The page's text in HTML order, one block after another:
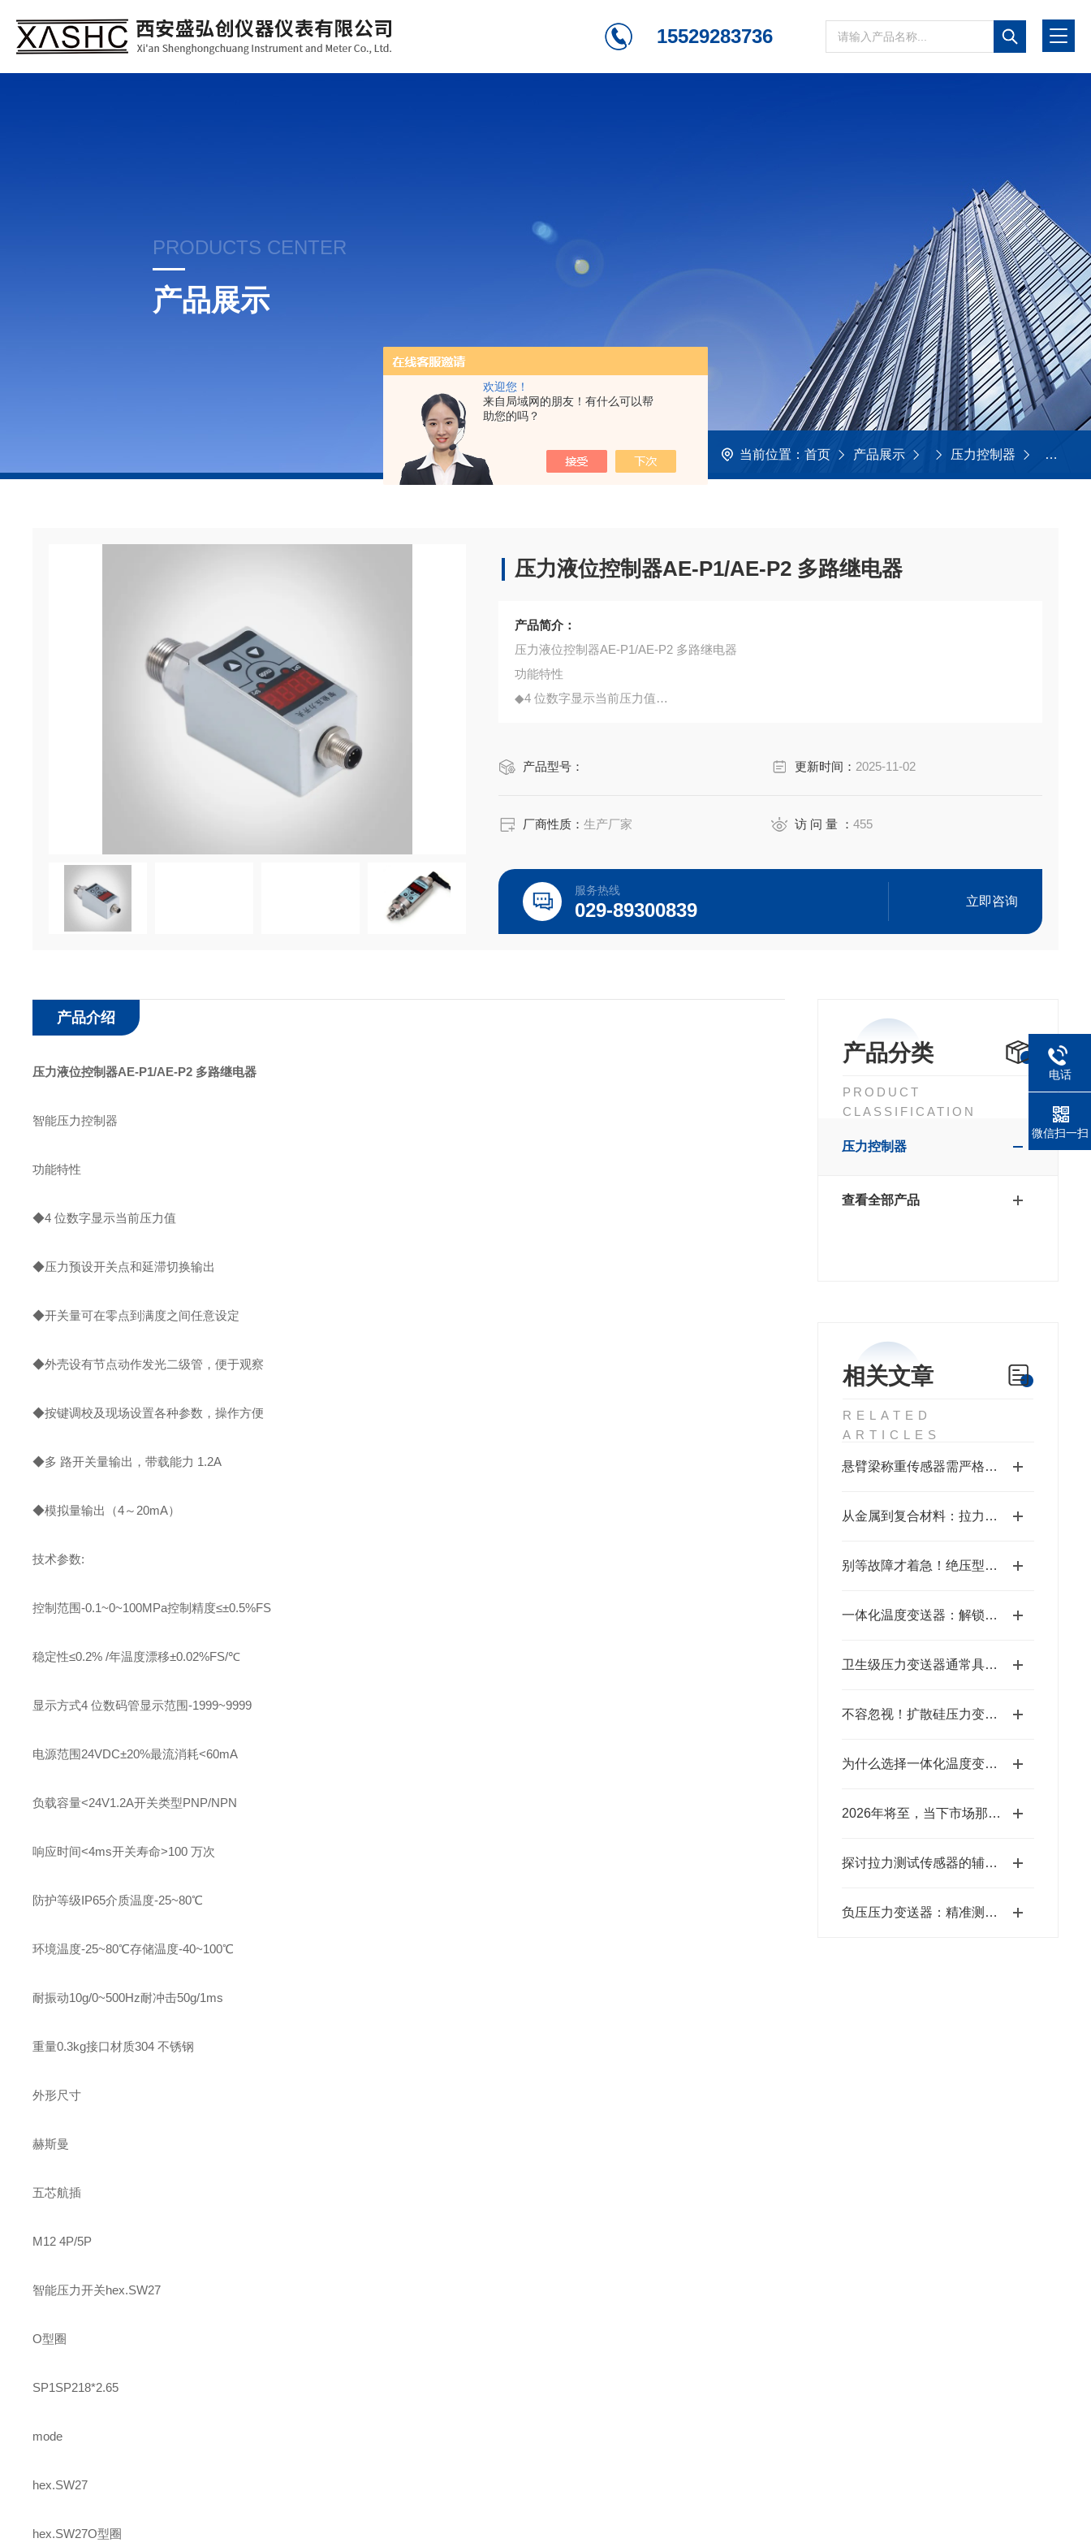
欢迎您！
来自局域网的朋友！有什么可以帮
助您的吗？
15529283736
PRODUCTS CENTER
产品展示
当前位置： 首页 产品展示 压力控制器 压力液
压力液位控制器AE-P1/AE-P2 多路继电器
产品简介：
压力液位控制器AE-P1/AE-P2 多路继电器
功能特性
◆4 位数字显示当前压力值
◆外壳设有节点动作发光二级管，便于观察
◆多路开关量输出，带载能力 1.2A
产品型号： 更新时间： 2025-11-02
厂商性质：生产厂家 访 问 量 ：455
服务热线
029-89300839 立即咨询
产品分类
PRODUCT
CLASSIFICATION
压力控制器
查看全部产品
相关文章
RELATED
ARTICLES
悬臂梁称重传感器需严格遵循以下测定步骤
从金属到复合材料：拉力测试传感器的应用探索
别等故障才着急！绝压型压力变送器的保养，这样做才靠谱
一体化温度变送器：解锁多场景应用，究竟藏着多少“隐形力量”？
卫生级压力变送器通常具有以下特点
不容忽视！扩散硅压力变送器保养全攻略
为什么选择一体化温度变送器进行温度监测？
2026年将至，当下市场那些压力变送器品牌究竟都有谁？
探讨拉力测试传感器的辅助功能模块
负压压力变送器：精准测量，守护工业安全
产品介绍
压力液位控制器AE-P1/AE-P2 多路继电器
智能压力控制器
功能特性
◆4 位数字显示当前压力值
◆压力预设开关点和延滞切换输出
◆开关量可在零点到满度之间任意设定
◆外壳设有节点动作发光二级管，便于观察
◆按键调校及现场设置各种参数，操作方便
◆多 路开关量输出，带载能力 1.2A
◆模拟量输出（4～20mA）
技术参数:
控制范围-0.1~0~100MPa控制精度≤±0.5%FS
稳定性≤0.2% /年温度漂移±0.02%FS/℃
显示方式4 位数码管显示范围-1999~9999
电源范围24VDC±20%最流消耗<60mA
负载容量<24V1.2A开关类型PNP/NPN
响应时间<4ms开关寿命>100 万次
防护等级IP65介质温度-25~80℃
环境温度-25~80℃存储温度-40~100℃
耐振动10g/0~500Hz耐冲击50g/1ms
重量0.3kg接口材质304 不锈钢
外形尺寸
赫斯曼
五芯航插
M12 4P/5P
智能压力开关hex.SW27
O型圈
SP1SP218*2.65
mode
hex.SW27
hex.SW27O型圈
电话
微信扫一扫